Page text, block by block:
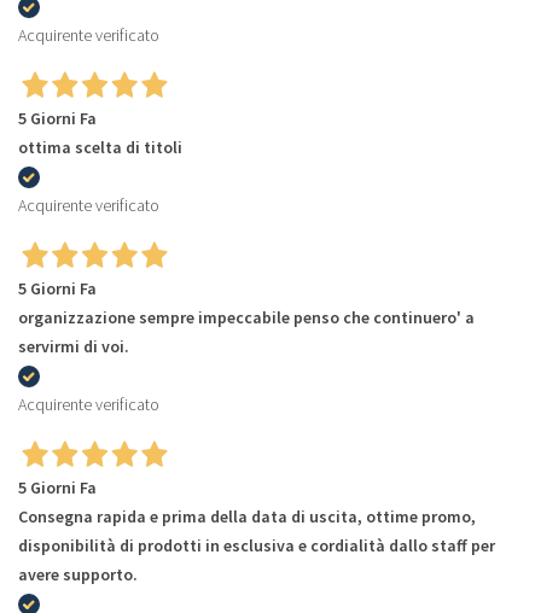
Acquirente verificato
5 Giorni Fa
ottima scelta di titoli
Acquirente verificato
5 Giorni Fa
organizzazione sempre impeccabile penso che continuero' a
servirmi di voi.
Acquirente verificato
5 Giorni Fa
Consegna rapida e prima della data di uscita, ottime promo,
disponibilità di prodotti in esclusiva e cordialità dallo staff per
avere supporto.